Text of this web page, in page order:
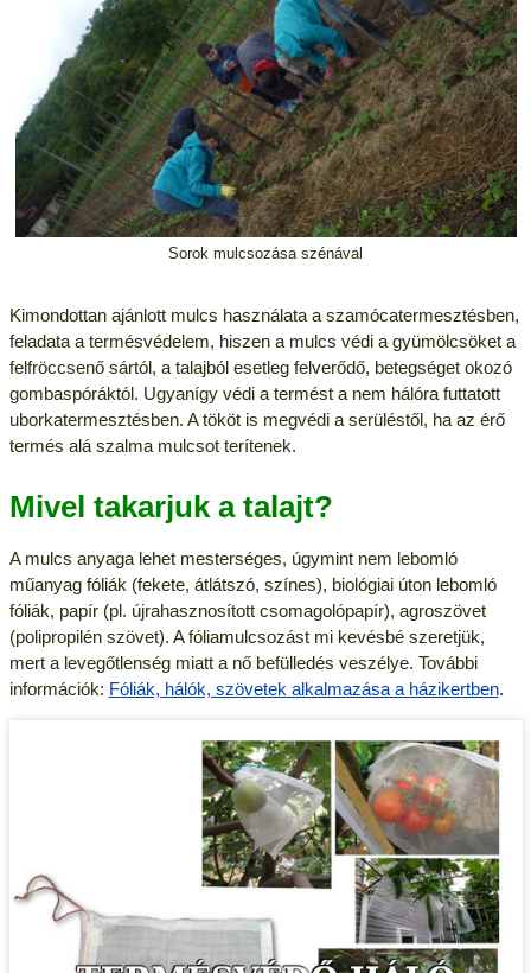
Sorok mulcsozása szénával
Kimondottan ajánlott mulcs használata a szamócatermesztésben,
feladata a termésvédelem, hiszen a mulcs védi a gyümölcsöket a
felfröccsenő sártól, a talajból esetleg felverődő, betegséget okozó
gombaspóráktól. Ugyanígy védi a termést a nem hálóra futtatott
uborkatermesztésben. A tököt is megvédi a serüléstől, ha az érő
termés alá szalma mulcsot terítenek.
Mivel takarjuk a talajt?
A mulcs anyaga lehet mesterséges, úgymint nem lebomló
műanyag fóliák (fekete, átlátszó, színes), biológiai úton lebomló
fóliák, papír (pl. újrahasznosított csomagolópapír), agroszövet
(polipropilén szövet). A fóliamulcsozást mi kevésbé szeretjük,
mert a levegőtlenség miatt a nő befülledés veszélye. További
információk: Fóliák, hálók, szövetek alkalmazása a házikertben.